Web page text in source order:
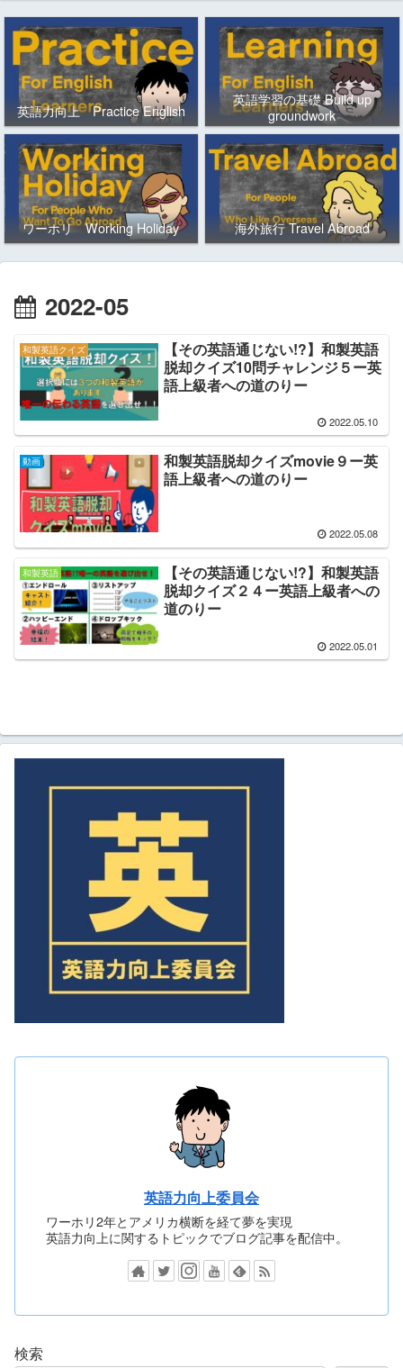
英語力向上 Practice English
英語学習の基礎 Build up
groundwork
ワーホリ Working Holiday 海外旅行 Travel Abroad
2022-05
和製英語クイズ
【その英語通じない!?】和製英語
脱却クイズ10問チャレンジ５ー英
語上級者への道のりー
2022.05.10
動画
和製英語脱却クイズmovie９ー英
語上級者への道のりー
2022.05.08
和製英語
【その英語通じない!?】和製英語
脱却クイズ２４ー英語上級者への
道のりー
2022.05.01
英語力向上委員会
ワーホリ2年とアメリカ横断を経て夢を実現
英語力向上に関するトピックでブログ記事を配信中。
検索